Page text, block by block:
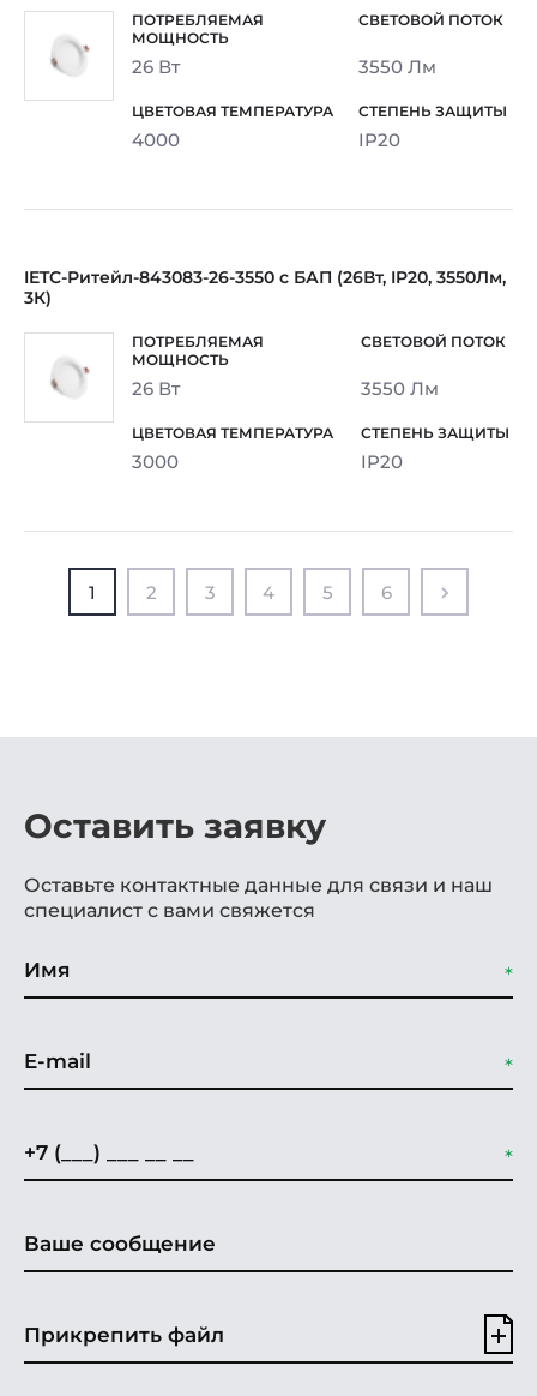
26 Вт 3550 Лм
4000 IP20
IETC-Ритейл-843083-26-3550 с БАП (26Вт, IP20, 3550Лм,
3К)
26 Вт 3550 Лм
3000 IP20
1 2 3 4 5 6
Оставить заявку
Оставьте контактные данные для связи и наш
специалист с вами свяжется
Прикрепить файл